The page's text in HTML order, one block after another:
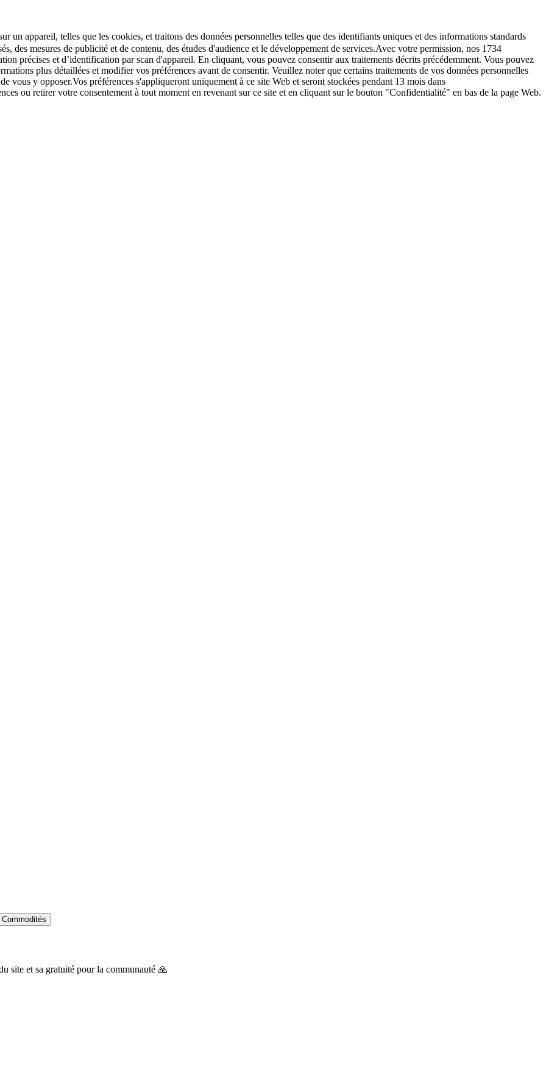
un appareil, telles que les cookies, et traitons des données personnelles telles que des identifiants uniques et des informations standards
des mesures de publicité et de contenu, des études d'audience et le développement de services.Avec votre permission, nos 1734
précises et d’identification par scan d'appareil. En cliquant, vous pouvez consentir aux traitements décrits précédemment. Vous pouvez
plus détaillées et modifier vos préférences avant de consentir. Veuillez noter que certains traitements de vos données personnelles
vous y opposer.Vos préférences s'appliqueront uniquement à ce site Web et seront stockées pendant 13 mois dans
ou retirer votre consentement à tout moment en revenant sur ce site et en cliquant sur le bouton "Confidentialité" en bas de la page Web.
Commodités
site et sa gratuité pour la communauté 🙏